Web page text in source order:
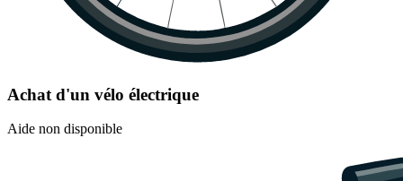
Achat d'un vélo électrique
Aide non disponible